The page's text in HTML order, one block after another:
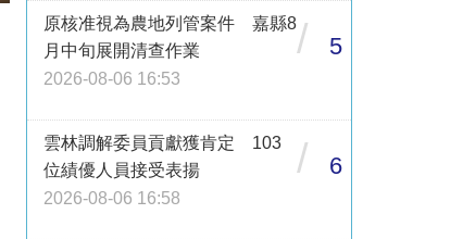
原核准視為農地列管案件 嘉縣8
月中旬展開清查作業
2026-08-06 16:53
/ 5
雲林調解委員貢獻獲肯定 103
位績優人員接受表揚
2026-08-06 16:58
/ 6